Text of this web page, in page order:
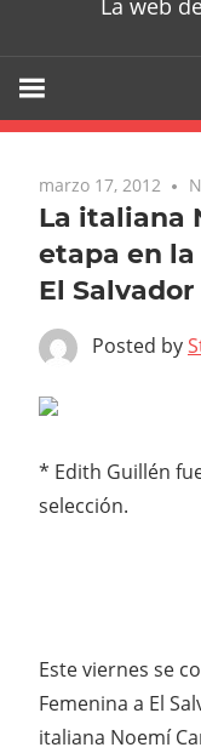
La web
marzo 17, 2012
La italiana
etapa en
El Salvador
Posted by
* Edith Guillén
selección.
Este viernes se
Femenina a El
italiana Noemí